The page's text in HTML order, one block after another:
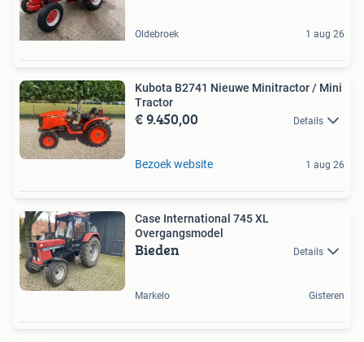
Oldebroek 1 aug 26
Kubota B2741 Nieuwe Minitractor / Mini
Tractor
€ 9.450,00 Details
Bezoek website 1 aug 26
Case International 745 XL
Overgangsmodel
Bieden Details
Markelo Gisteren